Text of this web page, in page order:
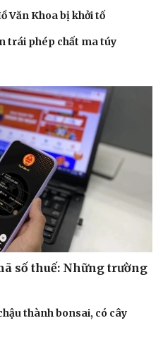
Văn Khoa bị khởi tố
trái phép chất ma túy
số thuế: Những trường
thành bonsai, có cây